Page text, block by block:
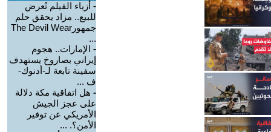
- أزياء الفيلم تُعرض
للبيع.. مزاد يحقق حلم
جمهورThe Devil Wear
...
- الإمارات.. هجوم
إيراني بصاروخ يستهدف
سفينة تابعة لـ-أدنوك-
ف ...
- هل اتفاقية مكة دلالة
على عجز الجيش
الأمريكي عن توفير
الأمن؟. ...